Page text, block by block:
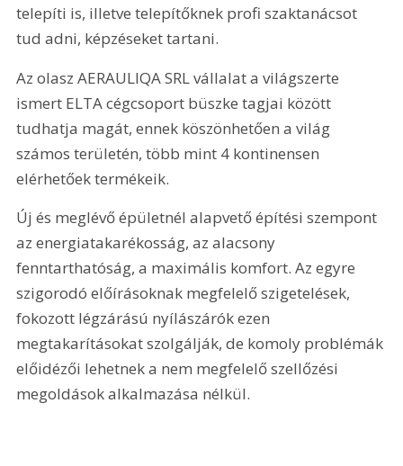
telepíti is, illetve telepítőknek profi szaktanácsot
tud adni, képzéseket tartani.
Az olasz AERAULIQA SRL vállalat a világszerte
ismert ELTA cégcsoport büszke tagjai között
tudhatja magát, ennek köszönhetően a világ
számos területén, több mint 4 kontinensen
elérhetőek termékeik.
Új és meglévő épületnél alapvető építési szempont
az energiatakarékosság, az alacsony
fenntarthatóság, a maximális komfort. Az egyre
szigorodó előírásoknak megfelelő szigetelések,
fokozott légzárású nyílászárók ezen
megtakarításokat szolgálják, de komoly problémák
előidézői lehetnek a nem megfelelő szellőzési
megoldások alkalmazása nélkül.